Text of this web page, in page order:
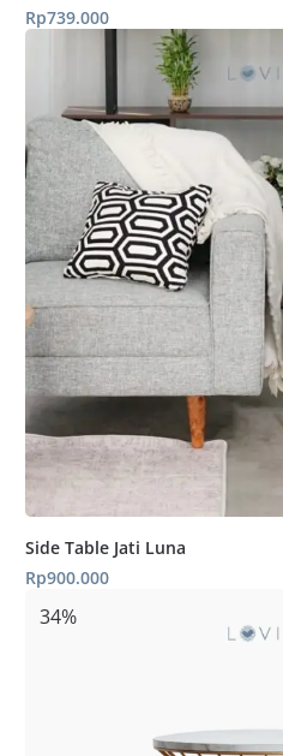
Rp739.000
Side Table Jati Luna
Rp900.000
34%